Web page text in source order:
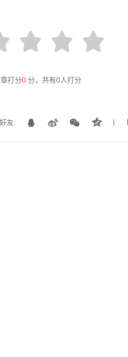
打分0 分，共有0人打分
友: |